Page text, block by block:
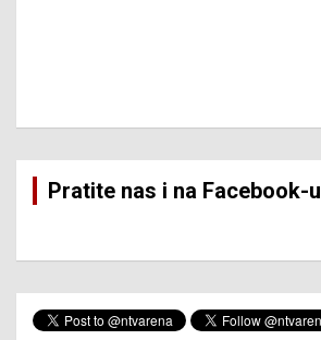
Pratite nas i na Facebook-u